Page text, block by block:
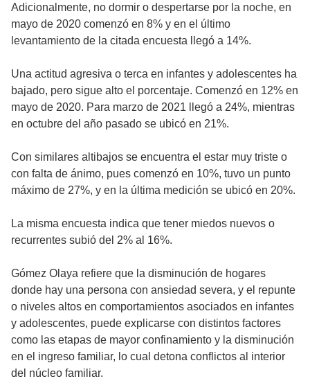
Adicionalmente, no dormir o despertarse por la noche, en
mayo de 2020 comenzó en 8% y en el último
levantamiento de la citada encuesta llegó a 14%.
Una actitud agresiva o terca en infantes y adolescentes ha
bajado, pero sigue alto el porcentaje. Comenzó en 12% en
mayo de 2020. Para marzo de 2021 llegó a 24%, mientras
en octubre del año pasado se ubicó en 21%.
Con similares altibajos se encuentra el estar muy triste o
con falta de ánimo, pues comenzó en 10%, tuvo un punto
máximo de 27%, y en la última medición se ubicó en 20%.
La misma encuesta indica que tener miedos nuevos o
recurrentes subió del 2% al 16%.
Gómez Olaya refiere que la disminución de hogares
donde hay una persona con ansiedad severa, y el repunte
o niveles altos en comportamientos asociados en infantes
y adolescentes, puede explicarse con distintos factores
como las etapas de mayor confinamiento y la disminución
en el ingreso familiar, lo cual detona conflictos al interior
del núcleo familiar.